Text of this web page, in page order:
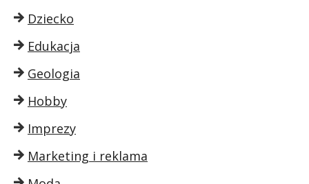
Dziecko
Edukacja
Geologia
Hobby
Imprezy
Marketing i reklama